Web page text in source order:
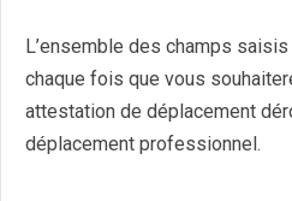
L’ensemble des champs
chaque fois que vous
attestation de déplacement
déplacement professionnel.